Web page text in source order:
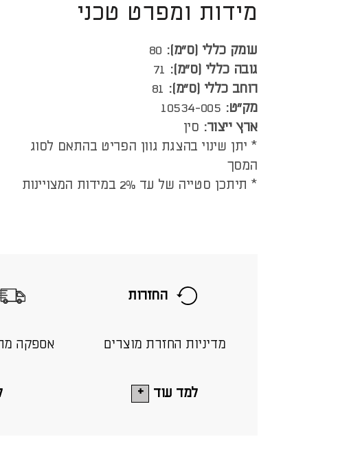
מידות ומפרט טכני
עומק כללי (ס”מ): 80
גובה כללי (ס”מ): 71
רוחב כללי (ס”מ): 81
מק"ט: 10534-005
ארץ ייצור: סין
* יתן שינוי בהצגת גוון הפריט בהתאם לסוג
המסך
* תיתכן סטייה של עד 2% במידות המצויינות
אספקה
החזרות
מדיניות החזרת מוצרים
למד עוד